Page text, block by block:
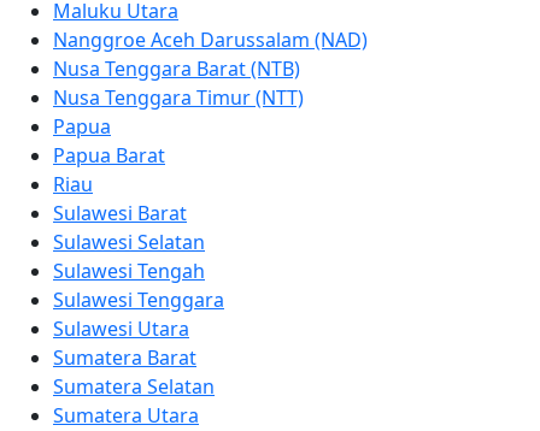
Maluku Utara
Nanggroe Aceh Darussalam (NAD)
Nusa Tenggara Barat (NTB)
Nusa Tenggara Timur (NTT)
Papua
Papua Barat
Riau
Sulawesi Barat
Sulawesi Selatan
Sulawesi Tengah
Sulawesi Tenggara
Sulawesi Utara
Sumatera Barat
Sumatera Selatan
Sumatera Utara